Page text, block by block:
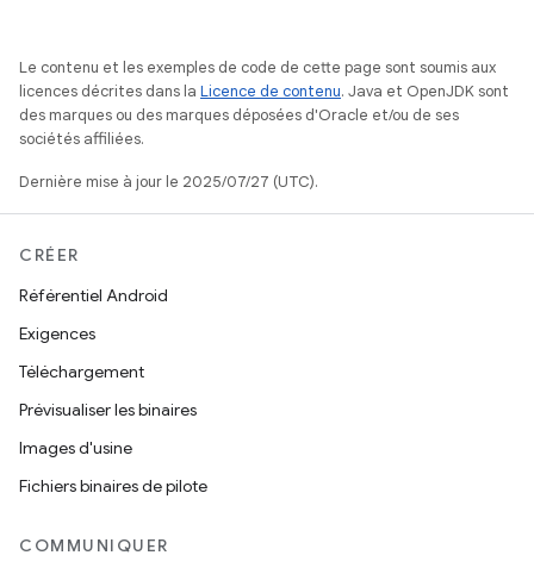
Le contenu et les exemples de code de cette page sont soumis aux
licences décrites dans la Licence de contenu. Java et OpenJDK sont
des marques ou des marques déposées d'Oracle et/ou de ses
sociétés affiliées.
Dernière mise à jour le 2025/07/27 (UTC).
CRÉER
Référentiel Android
Exigences
Téléchargement
Prévisualiser les binaires
Images d'usine
Fichiers binaires de pilote
COMMUNIQUER